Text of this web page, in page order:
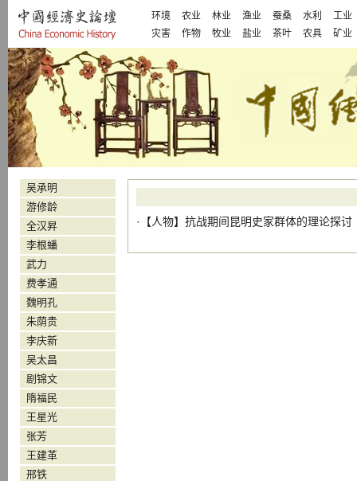
环境 农业 林业 渔业 蚕桑 水利
工业
灾害
作物 牧业 盐业 茶叶 农具 矿业
·【人物】 抗战期间昆明史家群体的理论探讨
吴承明
游修龄
全汉昇
李根蟠
武力
费孝通
魏明孔
朱荫贵
李庆新
吴太昌
剧锦文
隋福民
王星光
张芳
王建革
邢铁